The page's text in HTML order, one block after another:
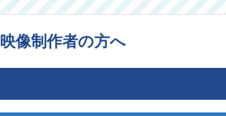
映像制作者の方へ